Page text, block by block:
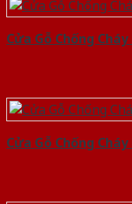
Cửa Gỗ Chống
Cửa Gỗ Chống